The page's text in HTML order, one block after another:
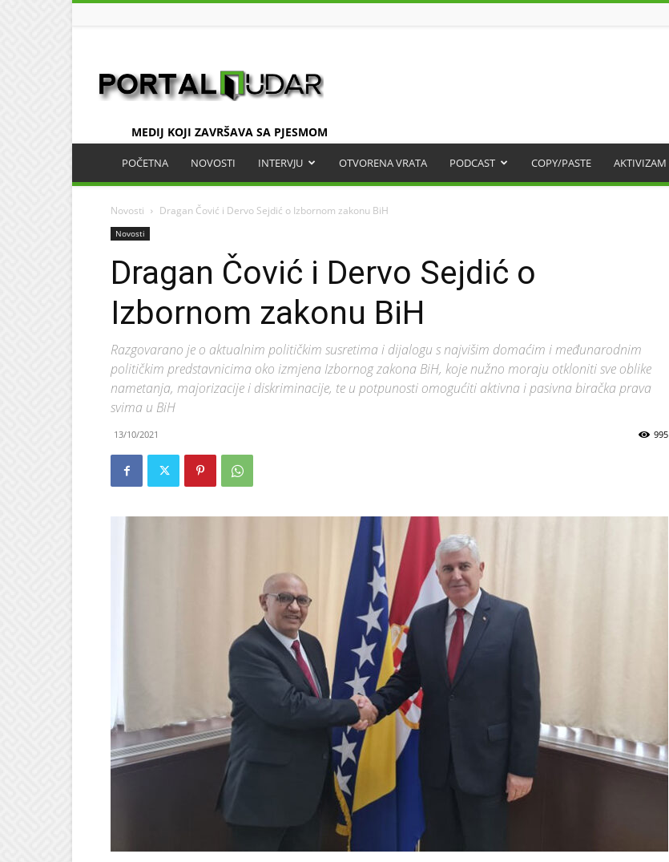
MEDIJ KOJI ZAVRŠAVA SA PJESMOM
POČETNA NOVOSTI INTERVJU OTVORENA VRATA PODCAST COPY/PASTE AKTIVIZAM
Novosti Dragan Čović i Dervo Sejdić o Izbornom zakonu BiH
Novosti
Dragan Čović i Dervo Sejdić o
Izbornom zakonu BiH
Razgovarano je o aktualnim političkim susretima i dijalogu s najvišim domaćim i međunarodnim
političkim predstavnicima oko izmjena Izbornog zakona BiH, koje nužno moraju otkloniti sve oblike
nametanja, majorizacije i diskriminacije, te u potpunosti omogućiti aktivna i pasivna biračka prava
svima u BiH
13/10/2021 995